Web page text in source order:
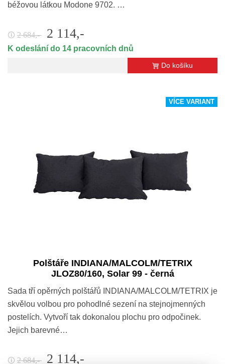
béžovou látkou Modone 9702. …
🛈 2 684,- 2 114,-
K odeslání do 14 pracovních dnů
Do košíku
VÍCE VARIANT
Polštáře INDIANA/MALCOLM/TETRIX
JLOZ80/160, Solar 99 - černá
Sada tří opěrných polštářů INDIANA/MALCOLM/TETRIX je
skvělou volbou pro pohodlné sezení na stejnojmenných
postelích. Vytvoří tak dokonalou plochu pro odpočinek.
Jejich barevné…
🛈 2 684,- 2 114,-